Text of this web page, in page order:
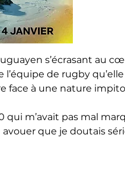
s’écrasant au
de rugby
face à une nature
m’avait pas mal
que je doutais